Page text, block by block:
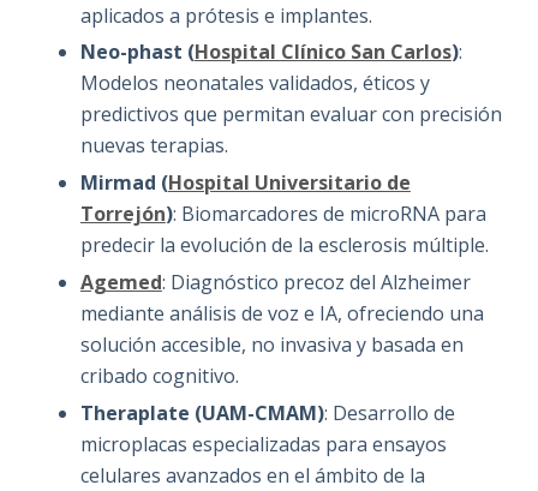
aplicados a prótesis e implantes.
Neo-phast (Hospital Clínico San Carlos):
Modelos neonatales validados, éticos y
predictivos que permitan evaluar con precisión
nuevas terapias.
Mirmad (Hospital Universitario de
Torrejón): Biomarcadores de microRNA para
predecir la evolución de la esclerosis múltiple.
Agemed: Diagnóstico precoz del Alzheimer
mediante análisis de voz e IA, ofreciendo una
solución accesible, no invasiva y basada en
cribado cognitivo.
Theraplate (UAM-CMAM): Desarrollo de
microplacas especializadas para ensayos
celulares avanzados en el ámbito de la